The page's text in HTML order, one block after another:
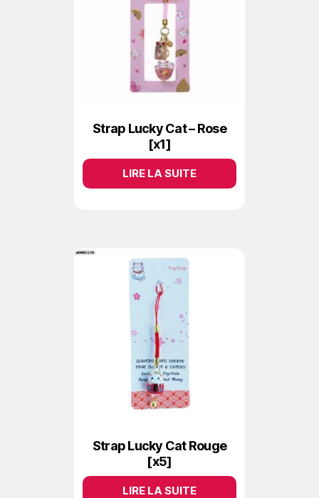
Strap Lucky Cat – Rose
[x1]
LIRE LA SUITE
Strap Lucky Cat Rouge
[x5]
LIRE LA SUITE